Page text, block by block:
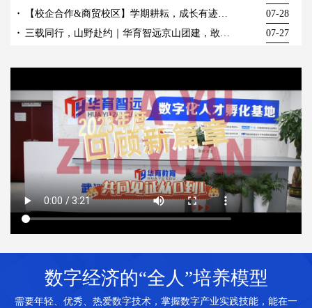
【校企合作&商贸校区】学期耕耘，成长有迹｜一场复盘与表彰并重的期末总结
07-28
07-27
数字经济的“全人”培养模型
需要年轻、优秀、热爱数字技术，掌握数字产业实践技能，能在一